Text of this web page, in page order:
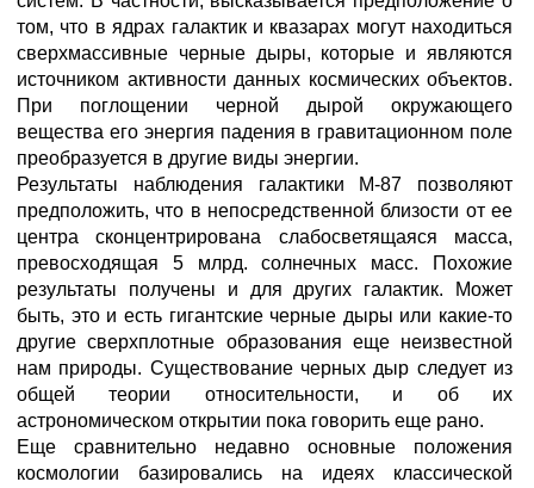
том, что в ядрах галактик и квазарах могут находиться
сверхмассивные черные дыры, которые и являются
источником активности данных космических объектов.
При поглощении черной дырой окружающего
вещества его энергия падения в гравитационном поле
преобразуется в другие виды энергии.
Результаты наблюдения галактики М-87 позволяют
предположить, что в непосредственной близости от ее
центра сконцентрирована слабосветящаяся масса,
превосходящая 5 млрд. солнечных масс. Похожие
результаты получены и для других галактик. Может
быть, это и есть гигантские черные дыры или какие-то
другие сверхплотные образования еще неизвестной
нам природы. Существование черных дыр следует из
общей теории относительности, и об их
астрономическом открытии пока говорить еще рано.
Еще сравнительно недавно основные положения
космологии базировались на идеях классической